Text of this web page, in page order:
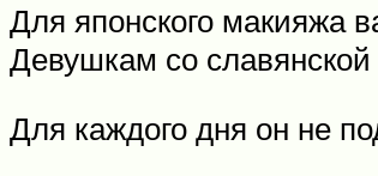
Для японского макияжа
Девушкам со
Для каждого дня он не